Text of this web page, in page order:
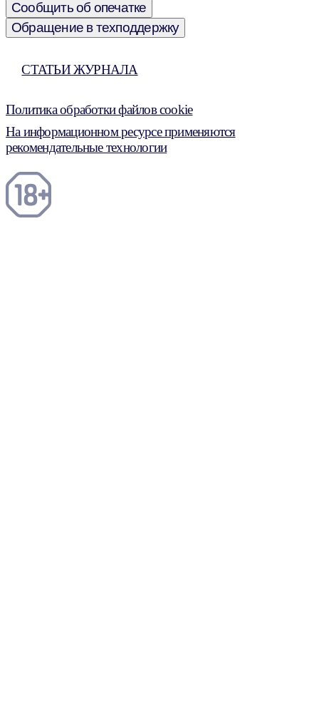
Сообщить об опечатке
Обращение в техподдержку
СТАТЬИ ЖУРНАЛА
Политика обработки файлов cookie
На информационном ресурсе применяются
рекомендательные технологии